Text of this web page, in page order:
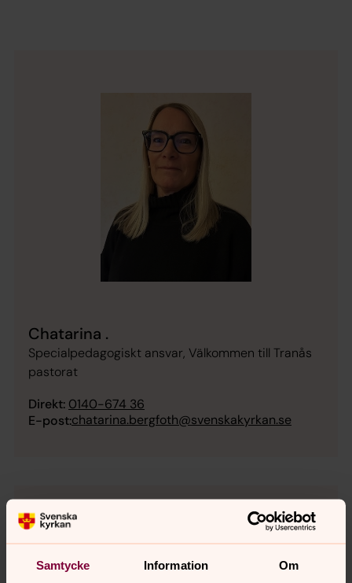
Samtycke Information Om
Chatarina .
Specialpedagogiskt ansvar, Välkommen till Tranås
pastorat
Direkt: 0140-674 36
E-post:chatarina.bergfoth@svenskakyrkan.se